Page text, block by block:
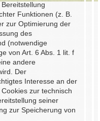
Funktionen (z. B.
zur Optimierung der
des
(notwendige
von Art. 6 Abs. 1 lit. f
andere
Der
Interesse an der
zur technisch
seiner
zur Speicherung von